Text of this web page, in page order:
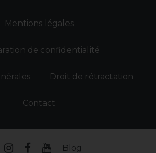
Mentions légales
de confidentialité
Droit de rétractation
Contact
Blog